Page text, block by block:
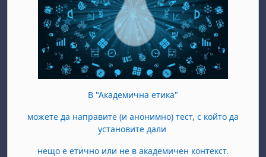
В "Академична етика"
можете да направите (и анонимно) тест, с който да
установите дали
нещо е етично или не в академичен контекст.